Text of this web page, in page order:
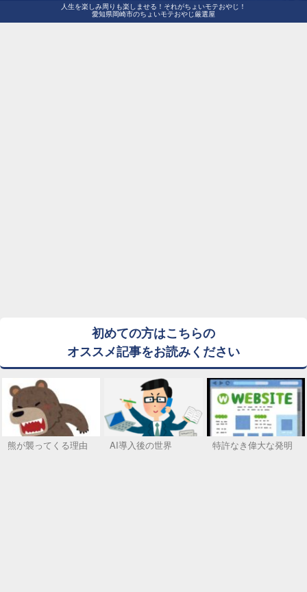
人生を楽しみ周りも楽しませる！それがちょいモテおやじ！
愛知県岡崎市のちょいモテおやじ厳選屋
初めての方はこちらの
オススメ記事をお読みください
熊が襲ってくる理由 AI導入後の世界 特許なき偉大な発明